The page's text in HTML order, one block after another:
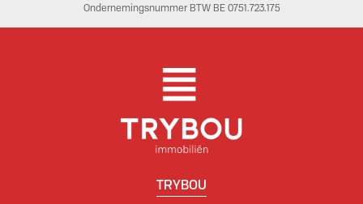
Ondernemingsnummer BTW BE 0751.723.175
TRYBOU